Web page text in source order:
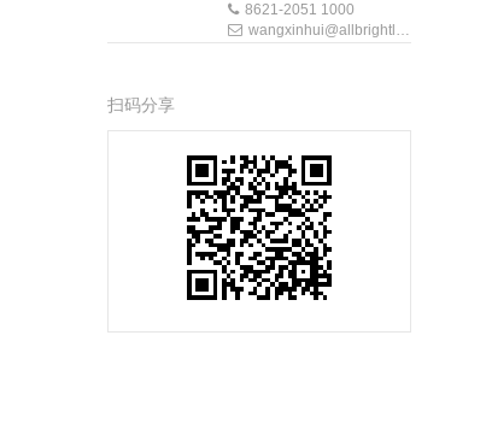
8621-2051 1000
wangxinhui@allbrightlaw.com
扫码分享